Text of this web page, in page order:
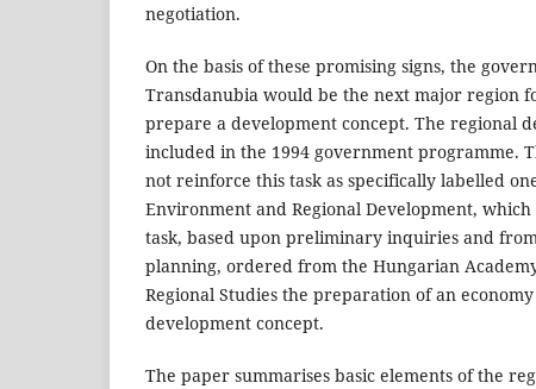
negotiation.
On the basis of these promising signs, the
Transdanubia would be the next major region
prepare a development concept. The regional
included in the 1994 government programme.
not reinforce this task as specifically labelled
Environment and Regional Development,
task, based upon preliminary inquiries and
planning, ordered from the Hungarian
Regional Studies the preparation of an
development concept.
The paper summarises basic elements of the